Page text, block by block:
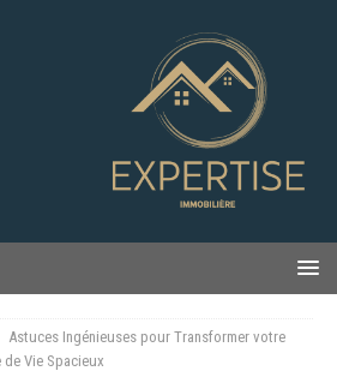
Astuces Ingénieuses pour Transformer votre
de Vie Spacieux